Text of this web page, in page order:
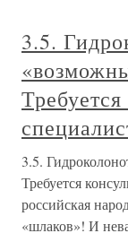
3.5.
3.5.
Требуется
российская
«шлаков»! И